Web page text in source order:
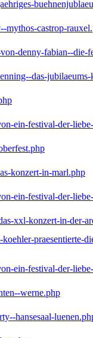
mythos-castrop-
denny-fabian--die-
das-
ein-festival-der-
konzert-in-marl.php
ein-festival-der-
xxl-konzert-in-der-
praesentierte-
ein-festival-der-
werne.php
hansesaal-